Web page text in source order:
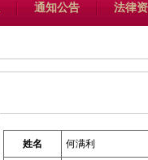
通知公告 法律
姓名 何满利